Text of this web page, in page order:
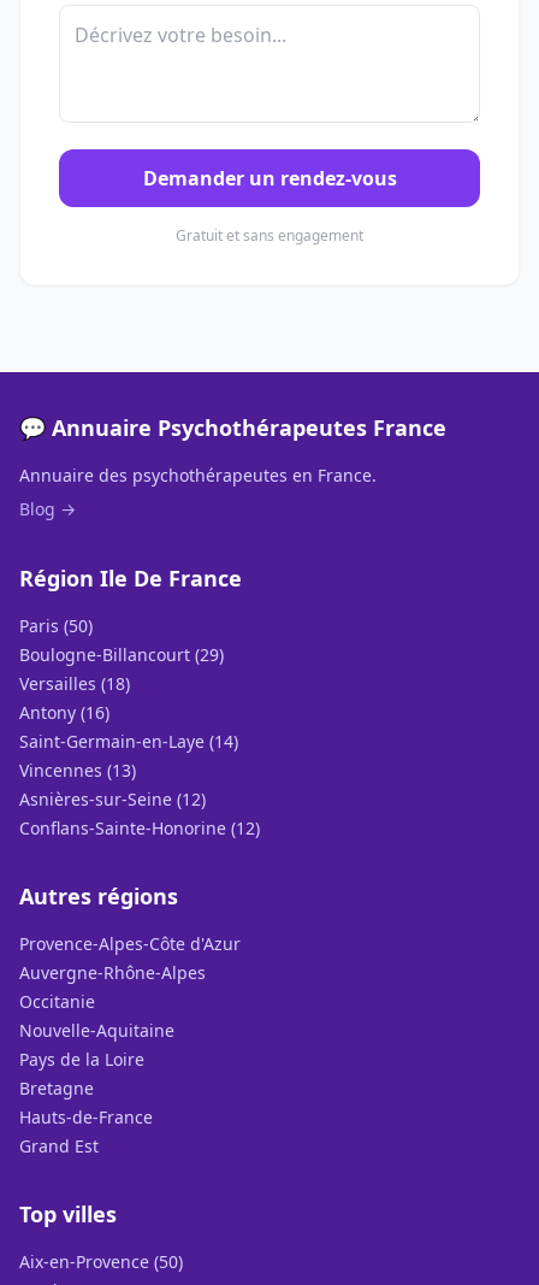
Demander un rendez-vous
Gratuit et sans engagement
💬 Annuaire Psychothérapeutes France
Annuaire des psychothérapeutes en France.
Blog →
Région Ile De France
Paris (50)
Boulogne-Billancourt (29)
Versailles (18)
Antony (16)
Saint-Germain-en-Laye (14)
Vincennes (13)
Asnières-sur-Seine (12)
Conflans-Sainte-Honorine (12)
Autres régions
Provence-Alpes-Côte d'Azur
Auvergne-Rhône-Alpes
Occitanie
Nouvelle-Aquitaine
Pays de la Loire
Bretagne
Hauts-de-France
Grand Est
Top villes
Aix-en-Provence (50)